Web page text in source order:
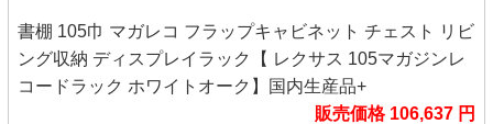
書棚 105巾 マガレコ フラップキャビネット チェスト リビ
ング収納 ディスプレイラック【 レクサス 105マガジンレ
コードラック ホワイトオーク】国内生産品+
販売価格 106,637 円